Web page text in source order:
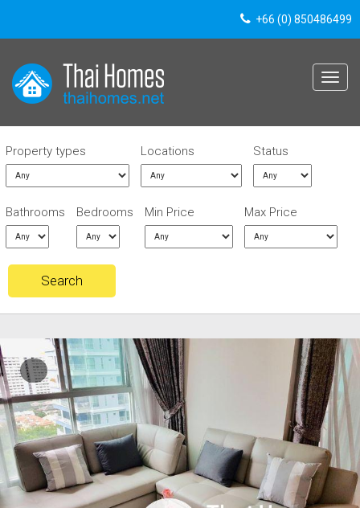
+66 (0) 850486499
Toggle
Property types Locations Status
Bathrooms Bedrooms Min Price Max Price